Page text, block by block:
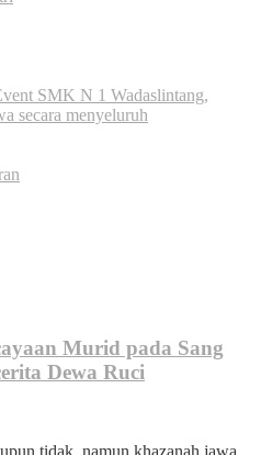
SMK N 1 Wadaslintang,
secara menyeluruh
Murid pada Sang
Dewa Ruci